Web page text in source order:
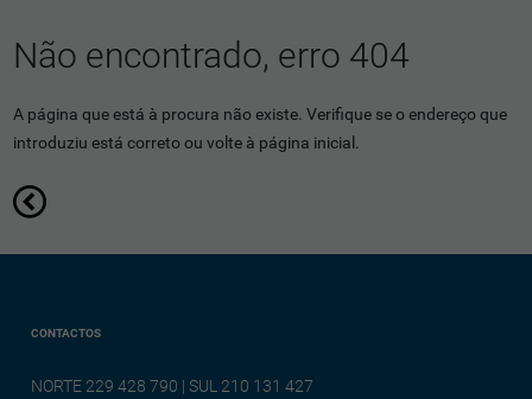
Não encontrado, erro 404
A página que está à procura não existe. Verifique se o endereço que
introduziu está correto ou volte à página inicial.
CONTACTOS
NORTE 229 428 790 | SUL 210 131 427